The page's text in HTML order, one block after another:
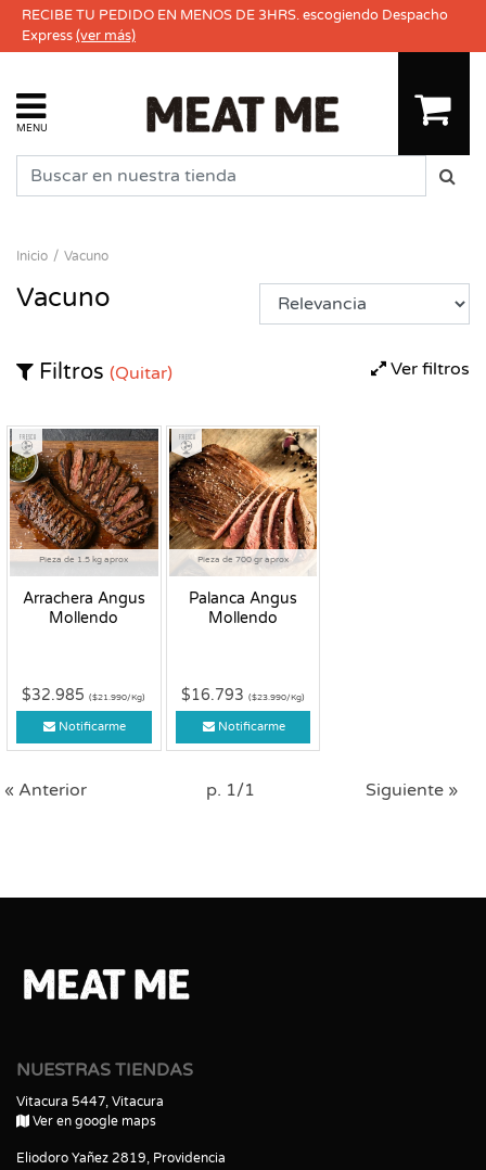
RECIBE TU PEDIDO EN MENOS DE 3HRS. escogiendo Despacho
Express(ver más)
MENU
Inicio Vacuno
Vacuno
Ver filtros
Filtros (Quitar)
Pieza de 1.5 kg aprox
Arrachera Angus
Mollendo
Fresco
$32.985($21.990/Kg)
Notificarme
Pieza de 700 gr aprox
Palanca Angus
Mollendo
Fresco
$16.793 ($23.990/Kg)
Notificarme
« Anterior p. 1/1 Siguiente »
NUESTRAS TIENDAS
Vitacura 5447, Vitacura
Ver en google maps
Eliodoro Yañez 2819, Providencia